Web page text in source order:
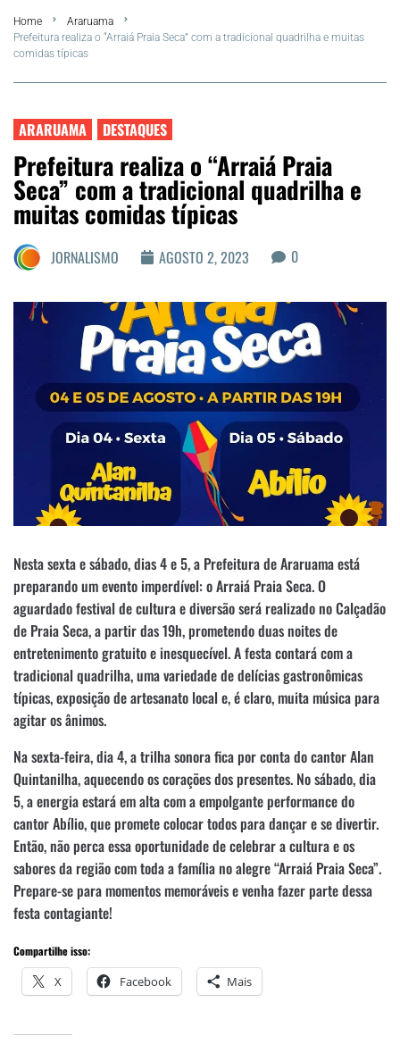
FLA Araru 2026
Araruama
Região dos Lagos
Agenda Cultural
Colunistas
Matérias Exclusivas
Home
Araruama
Prefeitura realiza o “Arraiá Praia Seca” com a tradicional quadrilha e muitas
comidas típicas
ARARUAMA DESTAQUES
Prefeitura realiza o “Arraiá Praia
Seca” com a tradicional quadrilha e
muitas comidas típicas
JORNALISMO AGOSTO 2, 2023 0
Nesta sexta e sábado, dias 4 e 5, a Prefeitura de Araruama está
preparando um evento imperdível: o Arraiá Praia Seca. O
aguardado festival de cultura e diversão será realizado no Calçadão
de Praia Seca, a partir das 19h, prometendo duas noites de
entretenimento gratuito e inesquecível. A festa contará com a
tradicional quadrilha, uma variedade de delícias gastronômicas
típicas, exposição de artesanato local e, é claro, muita música para
agitar os ânimos.
Na sexta-feira, dia 4, a trilha sonora fica por conta do cantor Alan
Quintanilha, aquecendo os corações dos presentes. No sábado, dia
5, a energia estará em alta com a empolgante performance do
cantor Abílio, que promete colocar todos para dançar e se divertir.
Então, não perca essa oportunidade de celebrar a cultura e os
sabores da região com toda a família no alegre “Arraiá Praia Seca”.
Prepare-se para momentos memoráveis e venha fazer parte dessa
festa contagiante!
Compartilhe isso:
X Facebook Mais